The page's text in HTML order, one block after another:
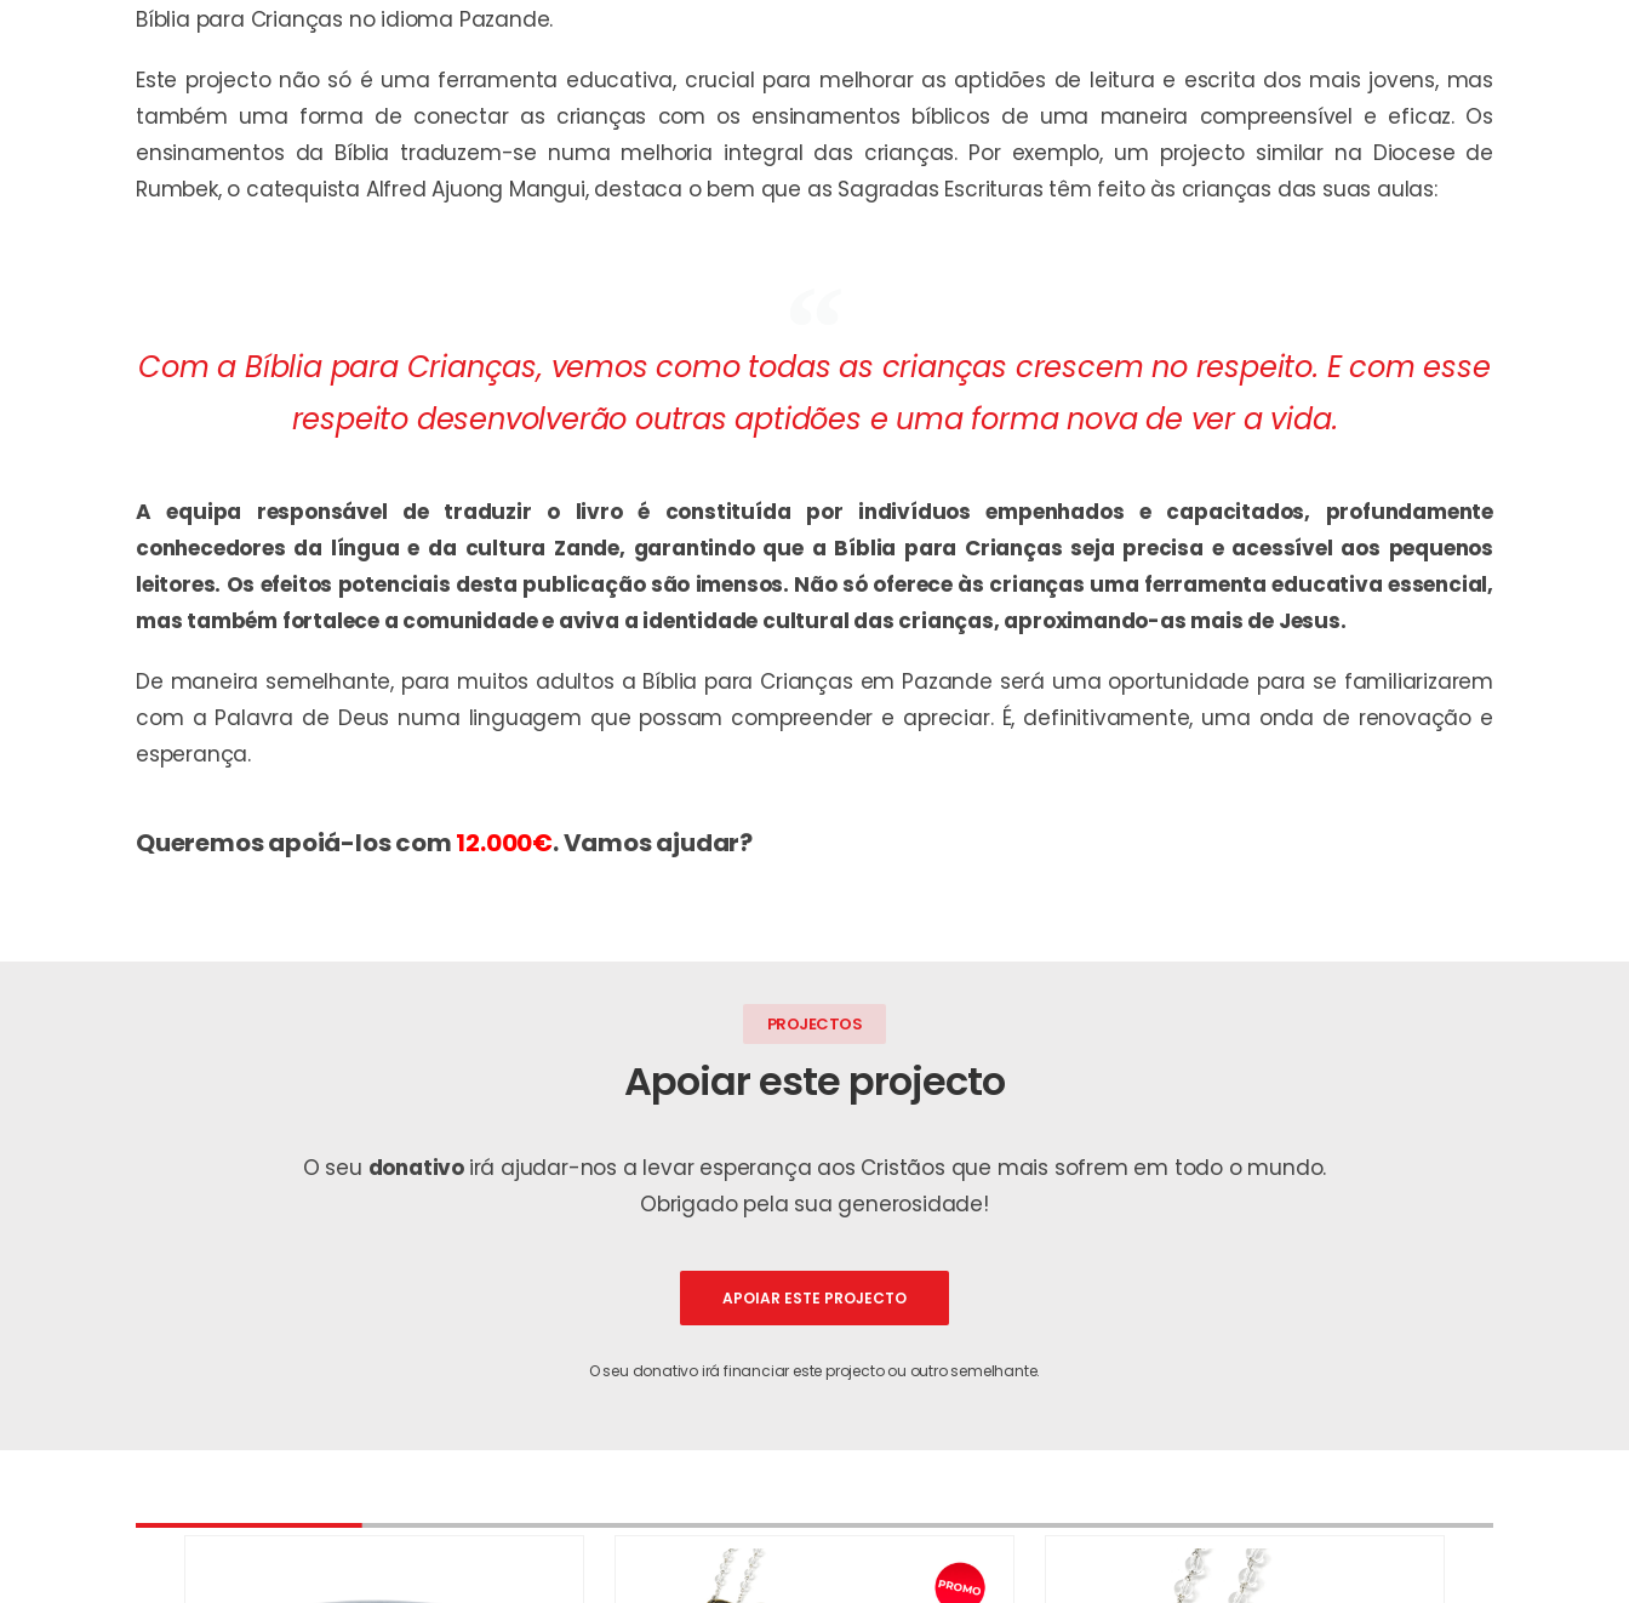
Bíblia para Crianças no idioma Pazande.
Este projecto não só é uma ferramenta educativa, crucial para melhorar as aptidões de leitura e escrita dos mais jovens, mas
também uma forma de conectar as crianças com os ensinamentos bíblicos de uma maneira compreensível e eficaz. Os
ensinamentos da Bíblia traduzem-se numa melhoria integral das crianças. Por exemplo, um projecto similar na Diocese de
Rumbek, o catequista Alfred Ajuong Mangui, destaca o bem que as Sagradas Escrituras têm feito às crianças das suas aulas:
Com a Bíblia para Crianças, vemos como todas as crianças crescem no respeito. E com esse
respeito desenvolverão outras aptidões e uma forma nova de ver a vida.
A equipa responsável de traduzir o livro é constituída por indivíduos empenhados e capacitados, profundamente
conhecedores da língua e da cultura Zande, garantindo que a Bíblia para Crianças seja precisa e acessível aos pequenos
leitores. Os efeitos potenciais desta publicação são imensos. Não só oferece às crianças uma ferramenta educativa essencial,
mas também fortalece a comunidade e aviva a identidade cultural das crianças, aproximando-as mais de Jesus.
De maneira semelhante, para muitos adultos a Bíblia para Crianças em Pazande será uma oportunidade para se familiarizarem
com a Palavra de Deus numa linguagem que possam compreender e apreciar. É, definitivamente, uma onda de renovação e
esperança.
Queremos apoiá-los com12.000€. Vamos ajudar?
PROJECTOS
Apoiar este projecto
O seu donativo irá ajudar-nos a levar esperança aos Cristãos que mais sofrem em todo o mundo.
Obrigado pela sua generosidade!
APOIAR ESTE PROJECTO
O seu donativo irá financiar este projecto ou outro semelhante.